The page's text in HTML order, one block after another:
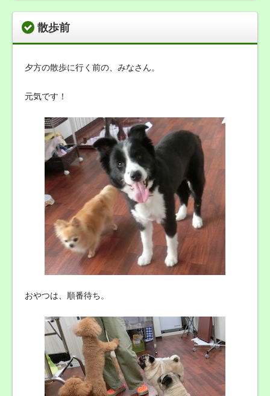
散歩前
夕方の散歩に行く前の、みなさん。
元気です！
おやつは、順番待ち。